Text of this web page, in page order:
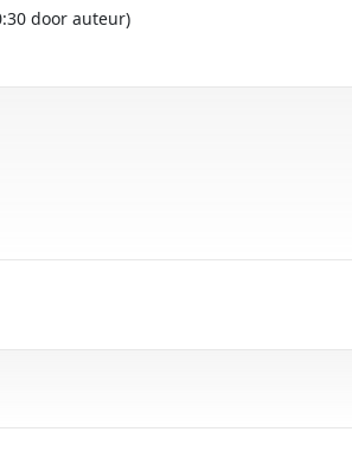
door auteur)